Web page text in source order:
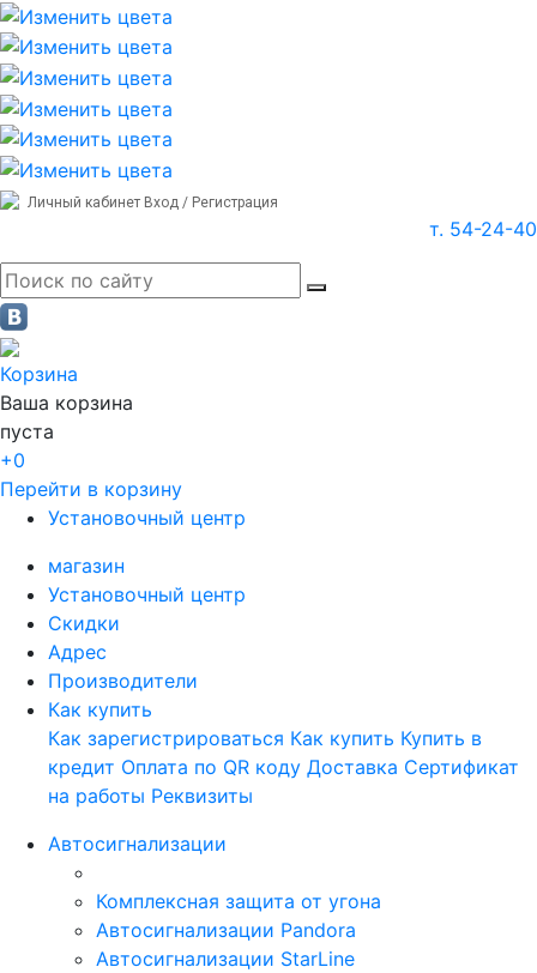
Личный кабинет Вход / Регистрация
т. 54-24-40
Корзина
Ваша корзина
пуста
+0
Перейти в корзину
Установочный центр
магазин
Установочный центр
Скидки
Адрес
Производители
Как купить
Как зарегистрироваться Как купить Купить в
кредит Оплата по QR коду Доставка Сертификат
на работы Реквизиты
Автосигнализации
Комплексная защита от угона
Автосигнализации Pandora
Автосигнализации StarLine